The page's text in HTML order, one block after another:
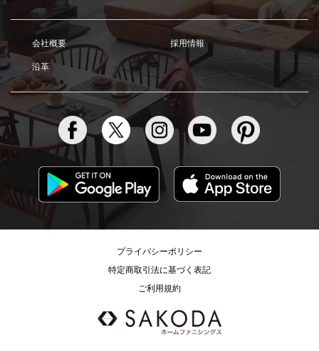
会社概要 採用情報
沿革
プライバシーポリシー
特定商取引法に基づく表記
ご利用規約